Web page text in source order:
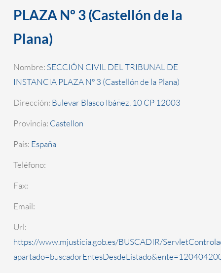
PLAZA Nº 3 (Castellón de la
Plana)
Nombre: SECCIÓN CIVIL DEL TRIBUNAL DE
INSTANCIA PLAZA Nº 3 (Castellón de la Plana)
Dirección: Bulevar Blasco Ibáñez, 10 CP 12003
Provincia: Castellon
País: España
Teléfono:
Fax:
Email:
Url:
https://www.mjusticia.gob.es/BUSCADIR/